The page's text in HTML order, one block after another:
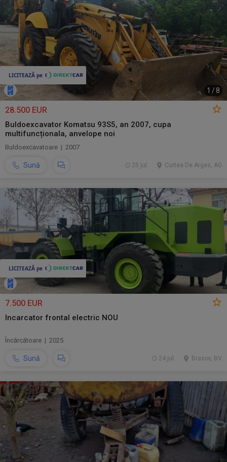
1 / 8
28.500 EUR
Buldoexcavator Komatsu 93S5, an 2007, cupa
multifuncționala, anvelope noi
Buldoexcavatoare | 2007
Sună Curtea De Arges, AG
25 jul.
7.500 EUR
Incarcator frontal electric NOU
Încărcătoare | 2025
Sună Brasov, BV
24 jul.